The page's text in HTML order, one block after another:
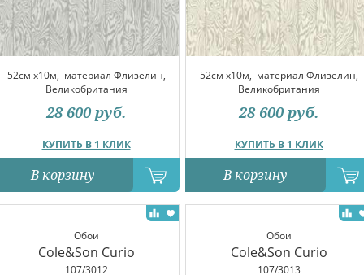
52см x10м, материал Флизелин,
Великобритания
КУПИТЬ В 1 КЛИК
28 600 руб.
В корзину
52см x10м, материал Флизелин,
Великобритания
КУПИТЬ В 1 КЛИК
28 600 руб.
В корзину
Обои
Cole&Son Curio
107/3012
Обои
Cole&Son Curio
107/3013